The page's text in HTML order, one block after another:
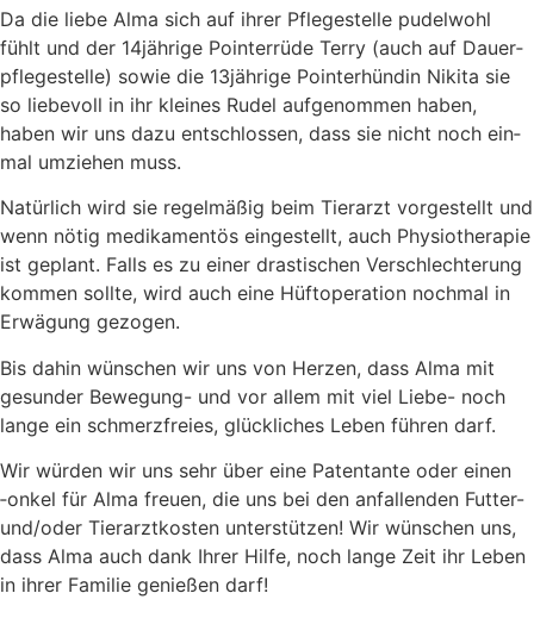
Da die lie­be Alma sich auf ihrer Pfle­ge­stel­le pudel­wohl
fühlt und der 14jährige Poin­ter­rü­de Ter­ry (auch auf Dau­er­
pfle­ge­stel­le) sowie die 13jährige Poin­ter­hün­din Niki­ta sie
so lie­be­voll in ihr klei­nes Rudel auf­ge­nom­men haben,
haben wir uns dazu ent­schlos­sen, dass sie nicht noch ein­
mal umzie­hen muss.
Natür­lich wird sie regel­mä­ßig beim Tier­arzt vor­ge­stellt und
wenn nötig medi­ka­men­tös ein­ge­stellt, auch Phy­sio­the­ra­pie
ist geplant. Falls es zu einer dras­ti­schen Ver­schlech­te­rung
kom­men soll­te, wird auch eine Hüft­ope­ra­ti­on noch­mal in
Erwä­gung gezo­gen.
Bis dahin wün­schen wir uns von Her­zen, dass Alma mit
gesun­der Bewe­gung- und vor allem mit viel Lie­be- noch
lan­ge ein schmerz­frei­es, glück­li­ches Leben füh­ren darf.
Wir wür­den wir uns sehr über eine Paten­tan­te oder einen
‑onkel für Alma freu­en, die uns bei den anfal­len­den Fut­ter-
und/oder Tier­arzt­kos­ten unter­stüt­zen! Wir wün­schen uns,
dass Alma auch dank Ihrer Hil­fe, noch lan­ge Zeit ihr Leben
in ihrer Fami­lie genie­ßen darf!